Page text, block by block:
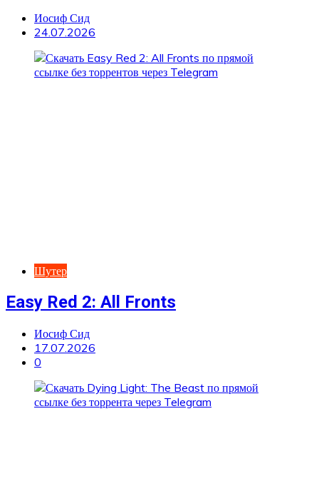
Иосиф Сид
24.07.2026
Шутер
Easy Red 2: All Fronts
Иосиф Сид
17.07.2026
0